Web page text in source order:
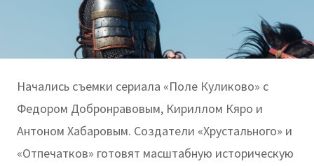
Начались съемки сериала «Поле Куликово» с
Федором Добронравовым, Кириллом Кяро и
Антоном Хабаровым. Создатели «Хрустального» и
«Отпечатков» готовят масштабную историческую